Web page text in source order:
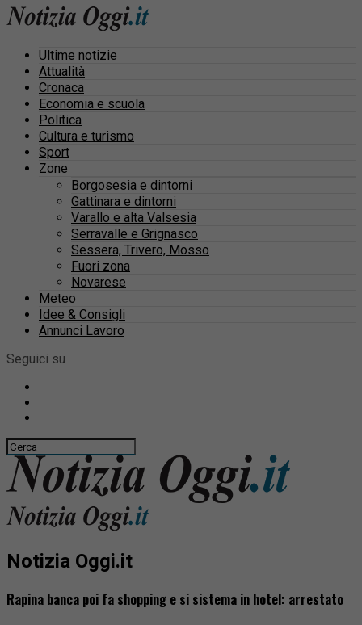
Ultime notizie
Attualità
Cronaca
Economia e scuola
Politica
Cultura e turismo
Sport
Zone
Borgosesia e dintorni
Gattinara e dintorni
Varallo e alta Valsesia
Serravalle e Grignasco
Sessera, Trivero, Mosso
Fuori zona
Novarese
Meteo
Idee & Consigli
Annunci Lavoro
Seguici su
Notizia Oggi.it
Rapina banca poi fa shopping e si sistema in hotel: arrestato